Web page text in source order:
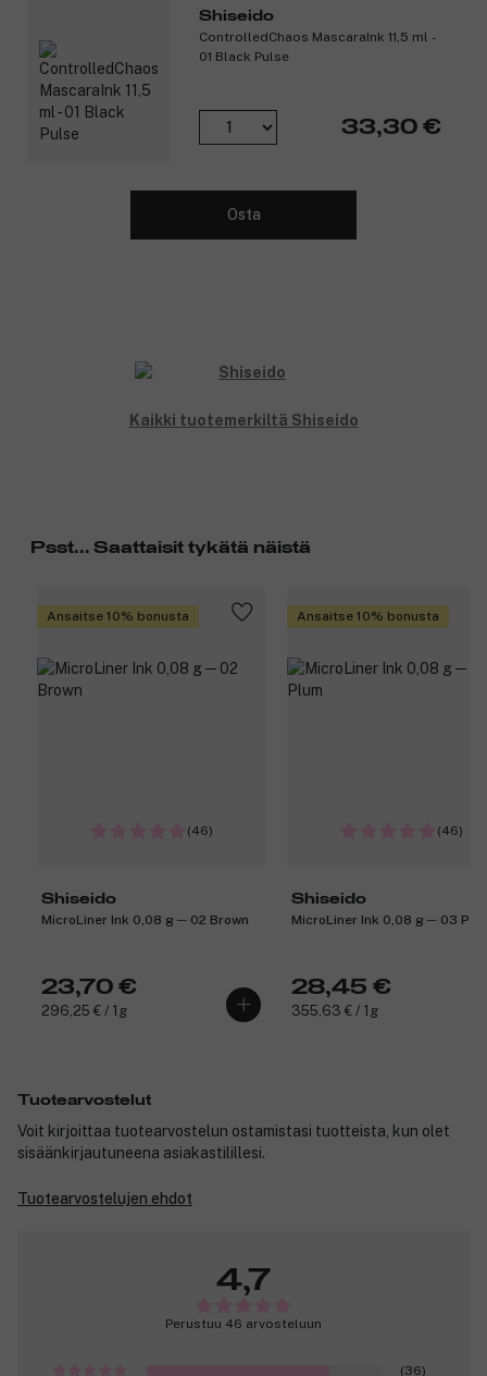
Shiseido
ControlledChaos MascaraInk 11,5 ml -
01 Black Pulse
33,30 €
Osta
Kaikki tuotemerkiltä Shiseido
Psst... Saattaisit tykätä näistä
Ansaitse 10% bonusta
(46)
Shiseido
MicroLiner Ink 0,08 g ─ 02 Brown
23,70 €
296,25 € / 1g
Ansaitse 10% bonusta
(46)
Shiseido
MicroLiner Ink 0,08 g ─ 03
28,45 €
355,63 € / 1g
Tuotearvostelut
Voit kirjoittaa tuotearvostelun ostamistasi tuotteista, kun olet
sisäänkirjautuneena asiakastilillesi.
Tuotearvostelujen ehdot
4,7
Perustuu 46 arvosteluun
(36)